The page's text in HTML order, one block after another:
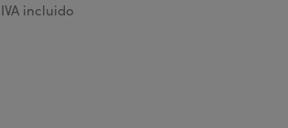
IVA incluido